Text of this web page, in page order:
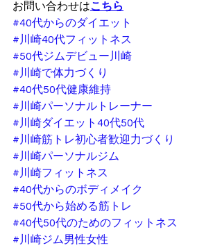
お問い合わせはこちら
#40代からのダイエット
#川崎40代フィットネス
#50代ジムデビュー川崎
#川崎で体力づくり
#40代50代健康維持
#川崎パーソナルトレーナー
#川崎ダイエット40代50代
#川崎筋トレ初心者歓迎力づくり
#川崎パーソナルジム
#川崎フィットネス
#40代からのボディメイク
#50代から始める筋トレ
#40代50代のためのフィットネス
#川崎ジム男性女性